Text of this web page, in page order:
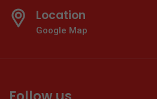
Location
Google Map